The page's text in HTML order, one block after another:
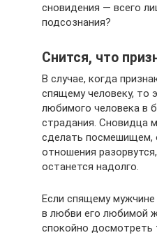
сновидения — всего
подсознания?
Снится, что
В случае, когда
спящему человеку, то
любимого человека в
страдания. Сновидца
сделать посмешищем,
отношения
останется надолго.
Если спящему мужчине
в любви его любимой
спокойно досмотреть